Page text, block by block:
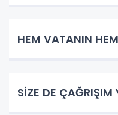
HEM VATANIN
SİZE DE ÇAĞRIŞIM